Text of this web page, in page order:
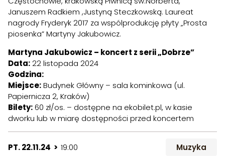
Januszem Radkiem ,Justyną Steczkowską. Laureat
nagrody Fryderyk 2017 za wspólprodukcję płyty „Prosta
piosenka” Martyny Jakubowicz.
Martyna Jakubowicz – koncert z serii „Dobrze”
Data:22 listopada 2024
Godzina:
Miejsce:Budynek Główny – sala kominkowa (ul.
Papiernicza 2, Kraków)
Bilety:60 zł/os. – dostępne na ekobilet.pl, w kasie
dworku lub w miarę dostępności przed koncertem
PT. 22.11.24 > 19:00 Muzyka